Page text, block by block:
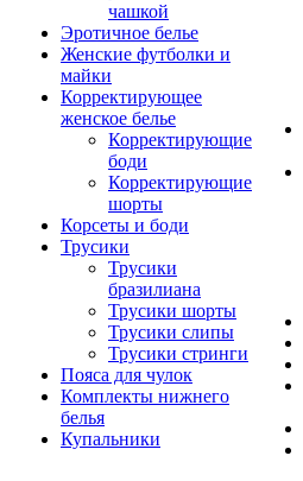
чашкой
Эротичное белье
Женские футболки и
майки
Корректирующее
женское белье
Корректирующие
боди
Корректирующие
шорты
Корсеты и боди
Трусики
Трусики
бразилиана
Трусики шорты
Трусики слипы
Трусики стринги
Пояса для чулок
Комплекты нижнего
белья
Купальники